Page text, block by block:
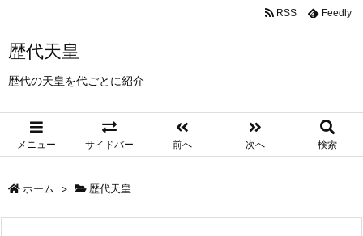
歴代天皇
歴代の天皇を代ごとに紹介
メニュー サイドバー 前へ 次へ 検索
RSS Feedly
ホーム > 歴代天皇